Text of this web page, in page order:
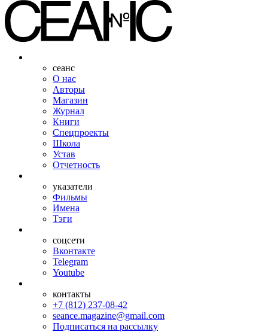
сеанс
О нас
Авторы
Магазин
Журнал
Книги
Спецпроекты
Школа
Устав
Отчетность
указатели
Фильмы
Имена
Тэги
соцсети
Вконтакте
Telegram
Youtube
контакты
+7 (812) 237-08-42
seance.magazine@gmail.com
Подписаться на рассылку